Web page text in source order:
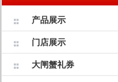
产品展示
门店展示
大闸蟹礼券